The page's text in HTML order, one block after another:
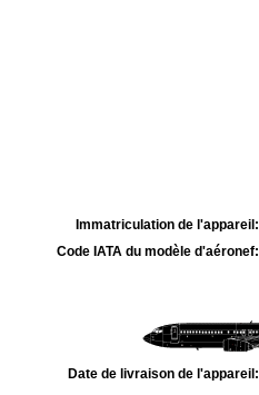
Immatriculation de l'appareil:
Code IATA du modèle d'aéronef:
Date de livraison de l'appareil: